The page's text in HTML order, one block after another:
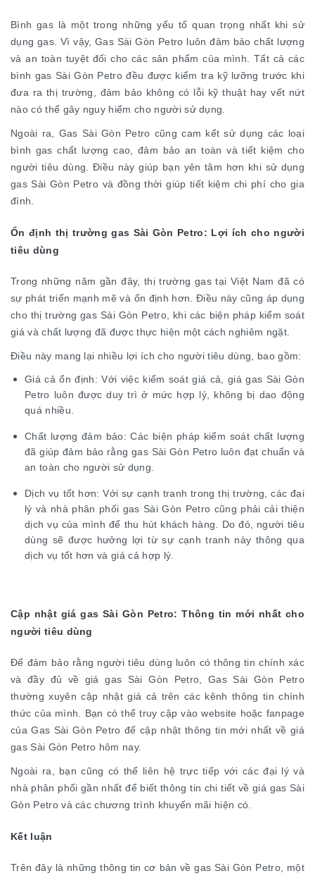
Bình gas là một trong những yếu tố quan trọng nhất khi sử
dụng gas. Vì vậy, Gas Sài Gòn Petro luôn đảm bảo chất lượng
và an toàn tuyệt đối cho các sản phẩm của mình. Tất cả các
bình gas Sài Gòn Petro đều được kiểm tra kỹ lưỡng trước khi
đưa ra thị trường, đảm bảo không có lỗi kỹ thuật hay vết nứt
nào có thể gây nguy hiểm cho người sử dụng.
Ngoài ra, Gas Sài Gòn Petro cũng cam kết sử dụng các loại
bình gas chất lượng cao, đảm bảo an toàn và tiết kiệm cho
người tiêu dùng. Điều này giúp bạn yên tâm hơn khi sử dụng
gas Sài Gòn Petro và đồng thời giúp tiết kiệm chi phí cho gia
đình.
Ổn định thị trường gas Sài Gòn Petro: Lợi ích cho người
tiêu dùng
Trong những năm gần đây, thị trường gas tại Việt Nam đã có
sự phát triển mạnh mẽ và ổn định hơn. Điều này cũng áp dụng
cho thị trường gas Sài Gòn Petro, khi các biện pháp kiểm soát
giá và chất lượng đã được thực hiện một cách nghiêm ngặt.
Điều này mang lại nhiều lợi ích cho người tiêu dùng, bao gồm:
Giá cả ổn định: Với việc kiểm soát giá cả, giá gas Sài Gòn
Petro luôn được duy trì ở mức hợp lý, không bị dao động
quá nhiều.
Chất lượng đảm bảo: Các biện pháp kiểm soát chất lượng
đã giúp đảm bảo rằng gas Sài Gòn Petro luôn đạt chuẩn và
an toàn cho người sử dụng.
Dịch vụ tốt hơn: Với sự cạnh tranh trong thị trường, các đại
lý và nhà phân phối gas Sài Gòn Petro cũng phải cải thiện
dịch vụ của mình để thu hút khách hàng. Do đó, người tiêu
dùng sẽ được hưởng lợi từ sự cạnh tranh này thông qua
dịch vụ tốt hơn và giá cả hợp lý.
Cập nhật giá gas Sài Gòn Petro: Thông tin mới nhất cho
người tiêu dùng
Để đảm bảo rằng người tiêu dùng luôn có thông tin chính xác
và đầy đủ về giá gas Sài Gòn Petro, Gas Sài Gòn Petro
thường xuyên cập nhật giá cả trên các kênh thông tin chính
thức của mình. Bạn có thể truy cập vào website hoặc fanpage
của Gas Sài Gòn Petro để cập nhật thông tin mới nhất về giá
gas Sài Gòn Petro hôm nay.
Ngoài ra, bạn cũng có thể liên hệ trực tiếp với các đại lý và
nhà phân phối gần nhất để biết thông tin chi tiết về giá gas Sài
Gòn Petro và các chương trình khuyến mãi hiện có.
Kết luận
Trên đây là những thông tin cơ bản về gas Sài Gòn Petro, một